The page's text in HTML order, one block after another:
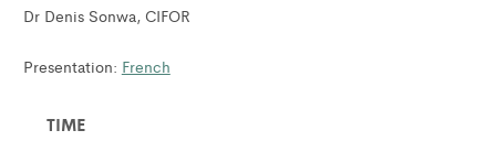
Dr Denis Sonwa, CIFOR
Presentation: French
TIME